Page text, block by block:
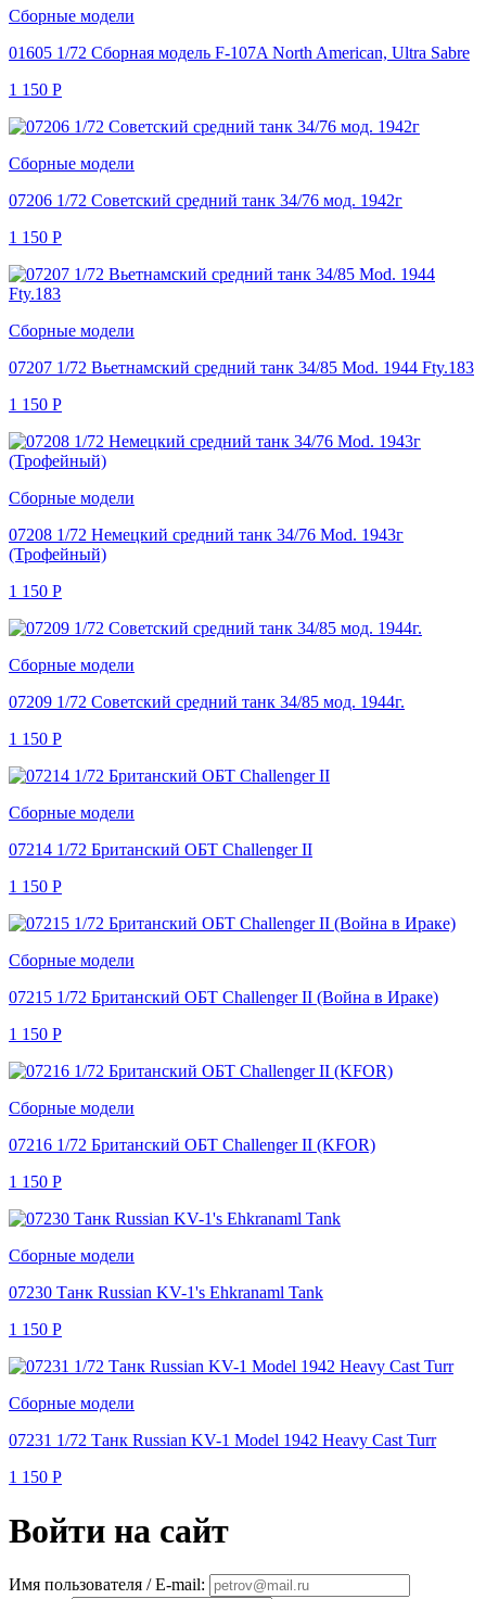
Сборные модели
01605 1/72 Сборная модель F-107A North American, Ultra Sabre
1 150 Р
Сборные модели
07206 1/72 Советский средний танк 34/76 мод. 1942г
1 150 Р
Сборные модели
07207 1/72 Вьетнамский средний танк 34/85 Mod. 1944 Fty.183
1 150 Р
Сборные модели
07208 1/72 Немецкий средний танк 34/76 Mod. 1943г
(Трофейный)
1 150 Р
Сборные модели
07209 1/72 Советский средний танк 34/85 мод. 1944г.
1 150 Р
Сборные модели
07214 1/72 Британский ОБТ Challenger II
1 150 Р
Сборные модели
07215 1/72 Британский ОБТ Challenger II (Война в Ираке)
1 150 Р
Сборные модели
07216 1/72 Британский ОБТ Challenger II (KFOR)
1 150 Р
Сборные модели
07230 Танк Russian KV-1's Ehkranaml Tank
1 150 Р
Сборные модели
07231 1/72 Танк Russian KV-1 Model 1942 Heavy Cast Turr
1 150 Р
Войти на сайт
Имя пользователя / E-mail: